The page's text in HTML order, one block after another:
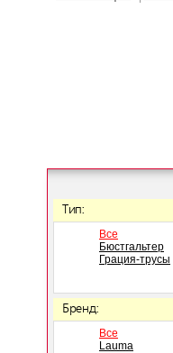
Тип:
Все
Бюстгальтер
Грация-трусы
Бренд:
Все
Lauma